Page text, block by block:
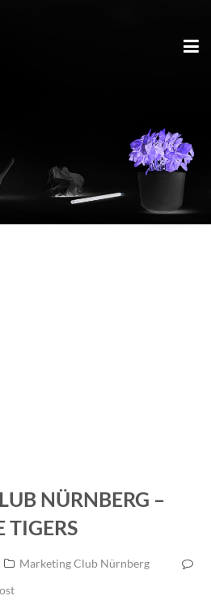
NÜRNBERG –
TIGERS
Marketing Club Nürnberg